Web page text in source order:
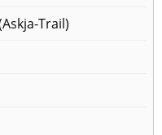
Trail)